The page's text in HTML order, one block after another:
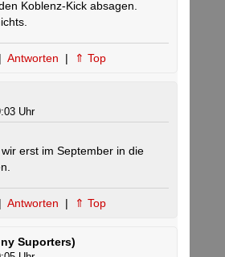
Koblenz-Kick absagen.
| Antworten | ⇑ Top
Uhr
erst im September in die
| Antworten | ⇑ Top
Suporters)